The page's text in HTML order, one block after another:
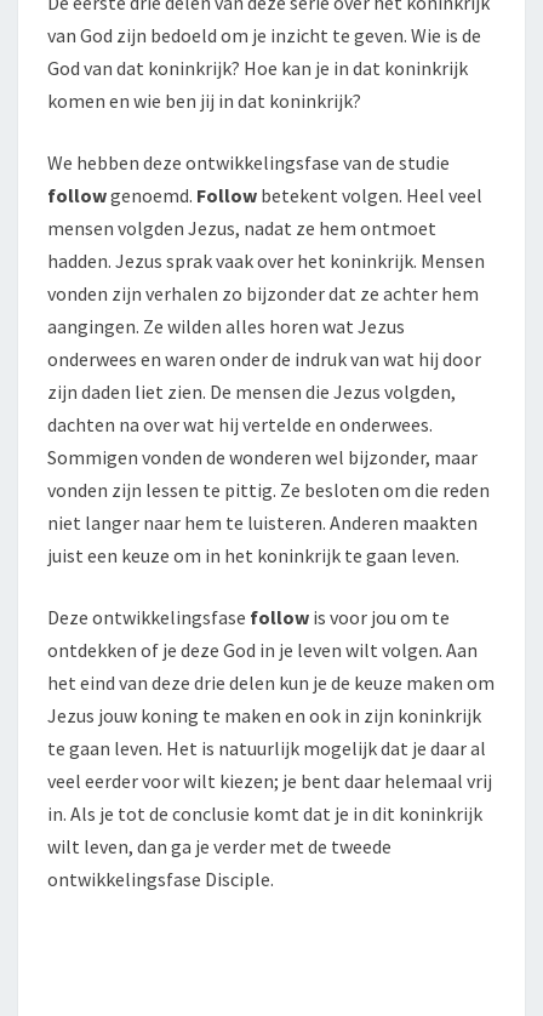
van God zijn bedoeld om je inzicht te geven. Wie is de
God van dat koninkrijk? Hoe kan je in dat koninkrijk
komen en wie ben jij in dat koninkrijk?
We hebben deze ontwikkelingsfase van de studie
followgenoemd. Follow betekent volgen. Heel veel
mensen volgden Jezus, nadat ze hem ontmoet
hadden. Jezus sprak vaak over het koninkrijk. Mensen
vonden zijn verhalen zo bijzonder dat ze achter hem
aangingen. Ze wilden alles horen wat Jezus
onderwees en waren onder de indruk van wat hij door
zijn daden liet zien. De mensen die Jezus volgden,
dachten na over wat hij vertelde en onderwees.
Sommigen vonden de wonderen wel bijzonder, maar
vonden zijn lessen te pittig. Ze besloten om die reden
niet langer naar hem te luisteren. Anderen maakten
juist een keuze om in het koninkrijk te gaan leven.
Deze ontwikkelingsfase follow is voor jou om te
ontdekken of je deze God in je leven wilt volgen. Aan
het eind van deze drie delen kun je de keuze maken om
Jezus jouw koning te maken en ook in zijn koninkrijk
te gaan leven. Het is natuurlijk mogelijk dat je daar al
veel eerder voor wilt kiezen; je bent daar helemaal vrij
in. Als je tot de conclusie komt dat je in dit koninkrijk
wilt leven, dan ga je verder met de tweede
ontwikkelingsfase Disciple.